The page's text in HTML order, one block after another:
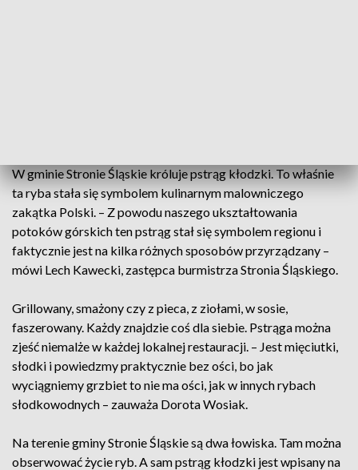
W gminie Stronie Śląskie króluje pstrąg kłodzki. To właśnie
ta ryba stała się symbolem kulinarnym malowniczego
zakątka Polski. – Z powodu naszego ukształtowania
potoków górskich ten pstrąg stał się symbolem regionu i
faktycznie jest na kilka różnych sposobów przyrządzany –
mówi Lech Kawecki, zastępca burmistrza Stronia Śląskiego.
Grillowany, smażony czy z pieca, z ziołami, w sosie,
faszerowany. Każdy znajdzie coś dla siebie. Pstrąga można
zjeść niemalże w każdej lokalnej restauracji. – Jest mięciutki,
słodki i powiedzmy praktycznie bez ości, bo jak
wyciągniemy grzbiet to nie ma ości, jak w innych rybach
słodkowodnych – zauważa Dorota Wosiak.
Na terenie gminy Stronie Śląskie są dwa łowiska. Tam można
obserwować życie ryb. A sam pstrąg kłodzki jest wpisany na